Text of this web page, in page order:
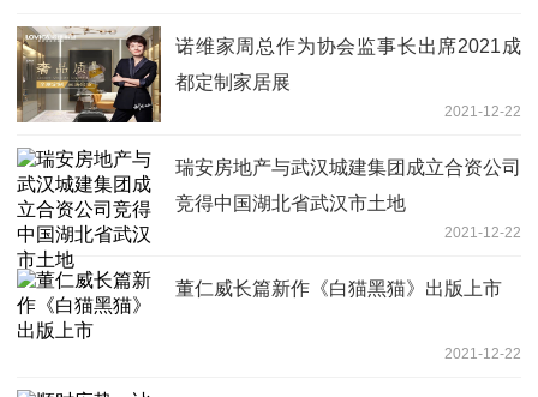
诺维家周总作为协会监事长出席2021成
都定制家居展
2021-12-22
瑞安房地产与武汉城建集团成立合资公司
竞得中国湖北省武汉市土地
2021-12-22
董仁威长篇新作《白猫黑猫》出版上市
2021-12-22